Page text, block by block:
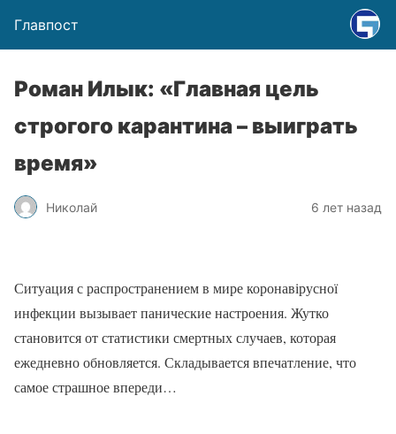
Главпост
Роман Илык: «Главная цель
строгого карантина – выиграть
время»
Николай 6 лет назад
Ситуация с распространением в мире коронавірусної
инфекции вызывает панические настроения. Жутко
становится от статистики смертных случаев, которая
ежедневно обновляется. Складывается впечатление, что
самое страшное впереди…